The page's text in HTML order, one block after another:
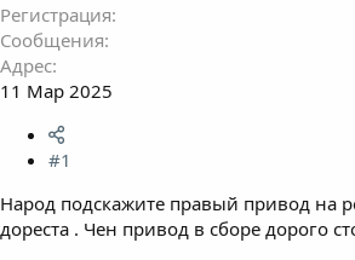
Регистрация
Сообщения
Адрес
11 Мар 2025
#1
Народ подскажите правый привод на
дореста . Чен привод в сборе дорого